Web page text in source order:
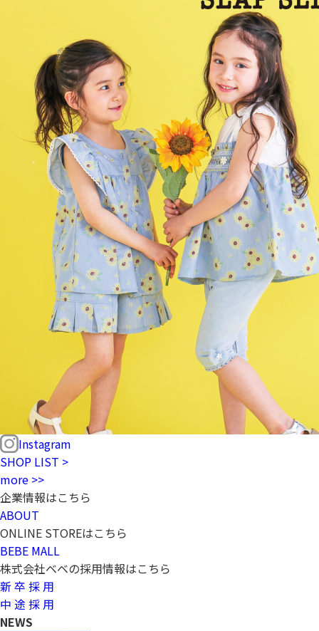
Instagram
SHOP LIST >
more >>
企業情報はこちら
ABOUT
ONLINE STOREはこちら
BEBE MALL
株式会社ベベの採用情報はこちら
新 卒 採 用
中 途 採 用
NEWS